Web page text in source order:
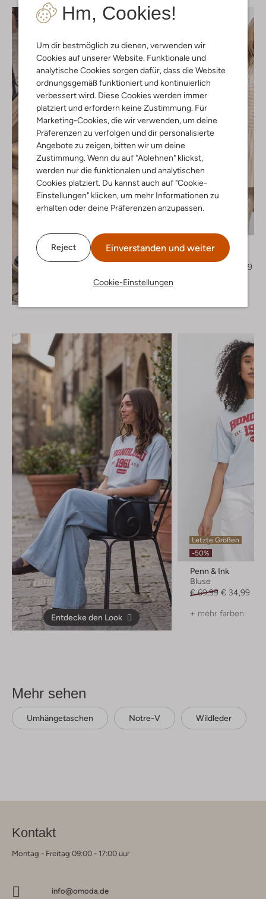
Hm, Cookies!
Um dir bestmöglich zu dienen, verwenden wir
Cookies auf unserer Website. Funktionale und
analytische Cookies sorgen dafür, dass die Website
ordnungsgemäß funktioniert und kontinuierlich
verbessert wird. Diese Cookies werden immer
platziert und erfordern keine Zustimmung. Für
Marketing-Cookies, die wir verwenden, um deine
Präferenzen zu verfolgen und dir personalisierte
Angebote zu zeigen, bitten wir um deine
Zustimmung. Wenn du auf "Ablehnen" klickst,
werden nur die funktionalen und analytischen
Cookies platziert. Du kannst auch auf "Cookie-
Einstellungen" klicken, um mehr Informationen zu
erhalten oder deine Präferenzen anzupassen.
Reject Einverstanden und weiter
Cookie-Einstellungen
Ruby Tuesday
€ 79,99
Entdecke den Look
Letzte Größen
-50%
Penn & Ink
Bluse
€ 69,99 € 34,99
+ mehr farben
Mehr sehen
Umhängetaschen Notre-V Wildleder
Kontakt
Montag - Freitag 09:00 - 17:00 uur
info@omoda.de